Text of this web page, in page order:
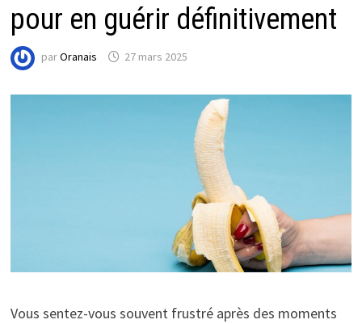
pour en guérir définitivement
parOranais 27 mars 2025
Vous sentez-vous souvent frustré après des moments